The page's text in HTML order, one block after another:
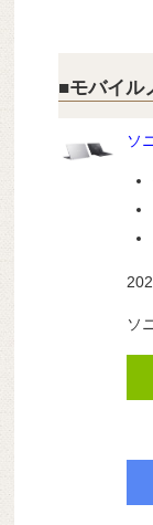
■モバイル
ソ
ソ